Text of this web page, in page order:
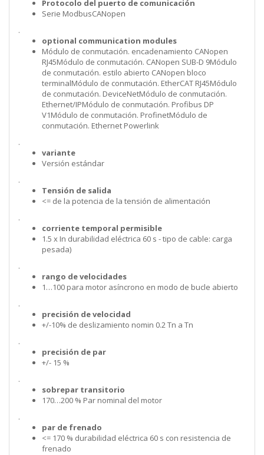
Protocolo del puerto de comunicación
Serie ModbusCANopen
.
optional communication modules
Módulo de conmutación. encadenamiento CANopen
RJ45Módulo de conmutación. CANopen SUB-D 9Módulo
de conmutación. estilo abierto CANopen bloco
terminalMódulo de conmutación. EtherCAT RJ45Módulo
de conmutación. DeviceNetMódulo de conmutación.
Ethernet/IPMódulo de conmutación. Profibus DP
V1Módulo de conmutación. ProfinetMódulo de
conmutación. Ethernet Powerlink
.
variante
Versión estándar
.
Tensión de salida
<= de la potencia de la tensión de alimentación
.
corriente temporal permisible
1.5 x In durabilidad eléctrica 60 s - tipo de cable: carga
pesada)
.
rango de velocidades
1…100 para motor asíncrono en modo de bucle abierto
.
precisión de velocidad
+/-10% de deslizamiento nomin 0.2 Tn a Tn
.
precisión de par
+/- 15 %
.
sobrepar transitorio
170…200 % Par nominal del motor
.
par de frenado
<= 170 % durabilidad eléctrica 60 s con resistencia de
frenado